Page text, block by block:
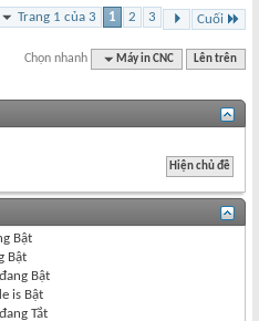
Trang 1 của 3 1 2 3 Cuối
Chọn nhanh Máy in CNC Lên trên
Bật
Bật
Bật
is Bật
Tắt